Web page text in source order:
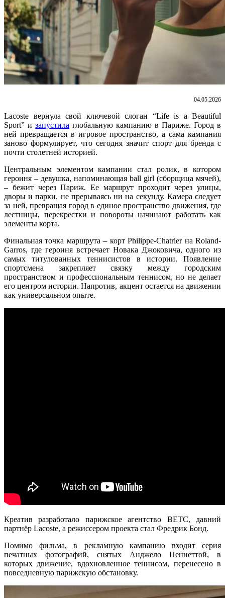
04.05.2026
Lacoste вернула свой ключевой слоган “Life is a Beautiful
Sport” и запустила глобальную кампанию в Париже. Город в
ней превращается в игровое пространство, а сама кампания
заново формулирует, что сегодня значит спорт для бренда с
почти столетней историей.
Центральным элементом кампании стал ролик, в котором
героиня – девушка, напоминающая ball girl (сборщица мячей),
– бежит через Париж. Ее маршрут проходит через улицы,
дворы и парки, не прерываясь ни на секунду. Камера следует
за ней, превращая город в единое пространство движения, где
лестницы, перекрестки и повороты начинают работать как
элементы корта.
Финальная точка маршрута – корт Philippe-Chatrier на Roland-
Garros, где героиня встречает Новака Джоковича, одного из
самых титулованных теннисистов в истории. Появление
спортсмена закрепляет связку между городским
пространством и профессиональным теннисом, но не делает
его центром истории. Напротив, акцент остается на движении
как универсальном опыте.
Креатив разработало парижское агентство BETC, давний
партнёр Lacoste, а режиссером проекта стал Фредрик Бонд.
Помимо фильма, в рекламную кампанию входит серия
печатных фотографий, снятых Анджело Пеннеттой, в
которых движение, вдохновленное теннисом, перенесено в
повседневную парижскую обстановку.